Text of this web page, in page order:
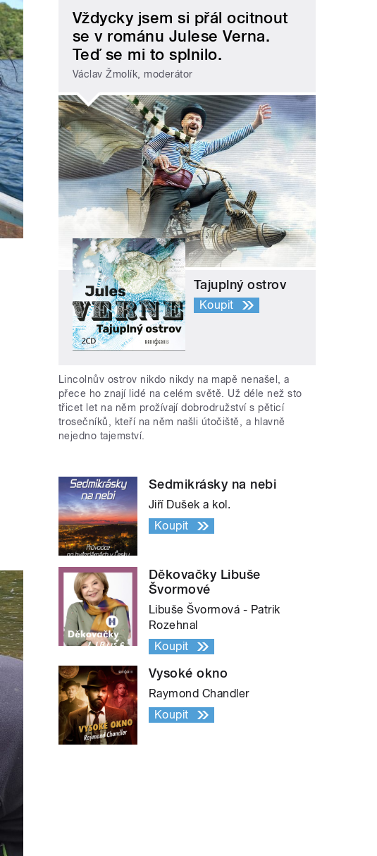
Vždycky jsem si přál ocitnout
se v románu Julese Verna.
Teď se mi to splnilo.
Václav Žmolík, moderátor
Tajuplný ostrov
Koupit
Lincolnův ostrov nikdo nikdy na mapě nenašel, a
přece ho znají lidé na celém světě. Už déle než sto
třicet let na něm prožívají dobrodružství s pěticí
trosečníků, kteří na něm našli útočiště, a hlavně
nejedno tajemství.
Sedmikrásky na nebi
Jiří Dušek a kol.
Koupit
Děkovačky Libuše
Švormové
Libuše Švormová - Patrik
Rozehnal
Koupit
Vysoké okno
Raymond Chandler
Koupit